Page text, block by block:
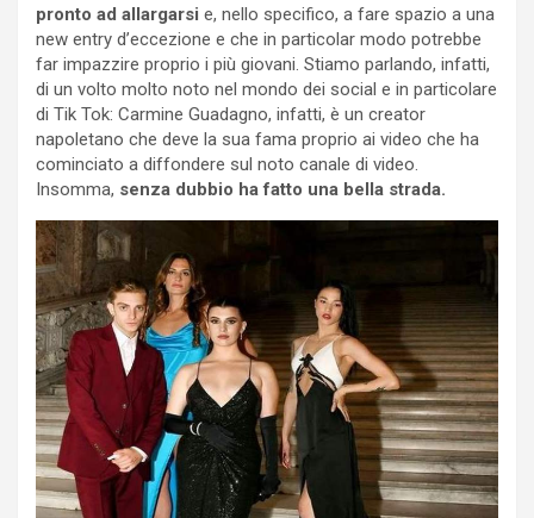
pronto ad allargarsi e, nello specifico, a fare spazio a una
new entry d’eccezione e che in particolar modo potrebbe
far impazzire proprio i più giovani. Stiamo parlando, infatti,
di un volto molto noto nel mondo dei social e in particolare
di Tik Tok: Carmine Guadagno, infatti, è un creator
napoletano che deve la sua fama proprio ai video che ha
cominciato a diffondere sul noto canale di video.
Insomma, senza dubbio ha fatto una bella strada.